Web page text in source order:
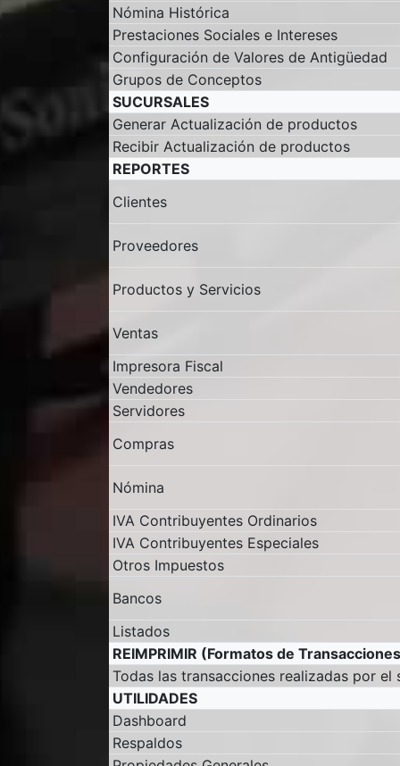
Nómina Histórica
Prestaciones Sociales e Intereses
Configuración de Valores de Antigüedad
Grupos de Conceptos
SUCURSALES
Generar Actualización de productos
Recibir Actualización de productos
REPORTES
Clientes
Proveedores
Productos y Servicios
Ventas
Impresora Fiscal
Vendedores
Servidores
Compras
Nómina
IVA Contribuyentes Ordinarios
IVA Contribuyentes Especiales
Otros Impuestos
Bancos
Listados
REIMPRIMIR (Formatos de
Todas las transacciones realizadas por el
UTILIDADES
Dashboard
Respaldos